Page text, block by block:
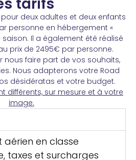
deux adultes et deux enfants
personne en hébergement «
Il a également été réalisé
prix de 2495€ par personne.
faire part de vos souhaits,
Nous adapterons votre Road
désidératas et votre budget.
différents, sur mesure et à votre
image.
aérien en classe
taxes et surcharges